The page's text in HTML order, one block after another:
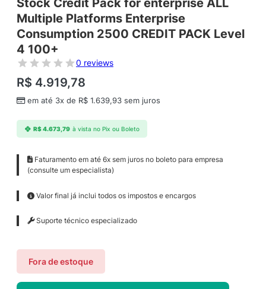
Stock Credit Pack for enterprise ALL
Multiple Platforms Enterprise
Consumption 2500 CREDIT PACK Level
4 100+
0 reviews
R$ 4.919,78
em até 3x de R$ 1.639,93 sem juros
R$4.673,79 à vista no Pix ou Boleto
Faturamento em até 6x sem juros no boleto para empresa
(consulte um especialista)
Valor final já inclui todos os impostos e encargos
Suporte técnico especializado
Fora de estoque